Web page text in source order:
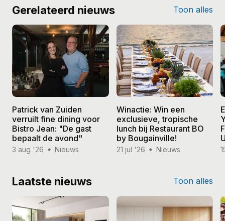
Gerelateerd nieuws Toon alles
Patrick van Zuiden
verruilt fine dining voor
Bistro Jean: "De gast
bepaalt de avond"
3 aug '26 Nieuws
Winactie: Win een
exclusieve, tropische
lunch bij Restaurant BO
by Bougainville!
21 jul '26 Nieuws
Laatste nieuws Toon alles